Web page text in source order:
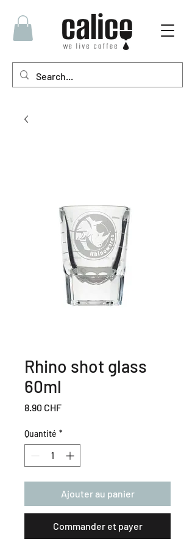
Rhino shot glass
60ml
8.90 CHFPrix
Quantité *
Ajouter au panier
Commander et payer